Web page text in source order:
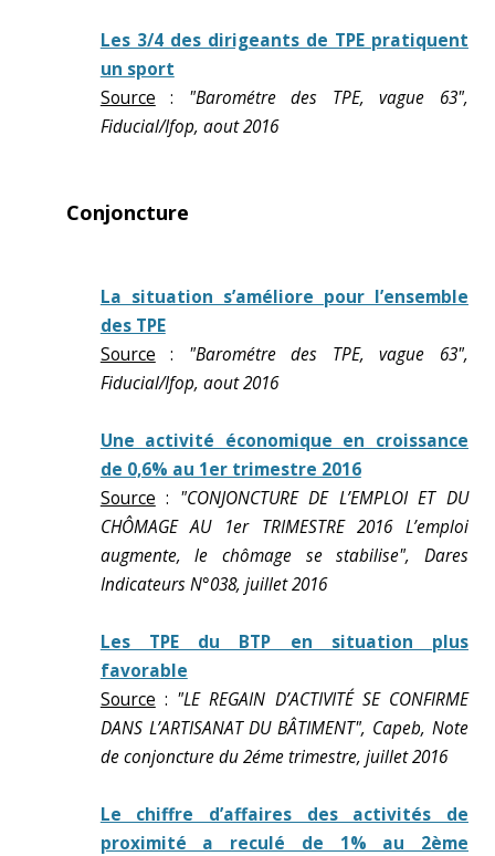
Les 3/4 des dirigeants de TPE pratiquent
un sport
Source : "Barométre des TPE, vague 63",
Fiducial/Ifop, aout 2016
Conjoncture
La situation s’améliore pour l’ensemble
des TPE
Source : "Barométre des TPE, vague 63",
Fiducial/Ifop, aout 2016
Une activité économique en croissance
de 0,6% au 1er trimestre 2016
Source : "CONJONCTURE DE L’EMPLOI ET DU
CHÔMAGE AU 1er TRIMESTRE 2016 L’emploi
augmente, le chômage se stabilise", Dares
Indicateurs N°038, juillet 2016
Les TPE du BTP en situation plus
favorable
Source : "LE REGAIN D’ACTIVITÉ SE CONFIRME
DANS L’ARTISANAT DU BÂTIMENT", Capeb, Note
de conjoncture du 2éme trimestre, juillet 2016
Le chiffre d’affaires des activités de
proximité a reculé de 1% au 2ème